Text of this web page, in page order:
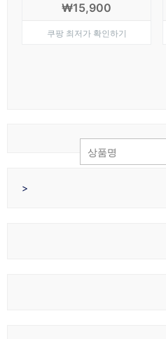
₩15,900
쿠팡 최저가 확인하기
>